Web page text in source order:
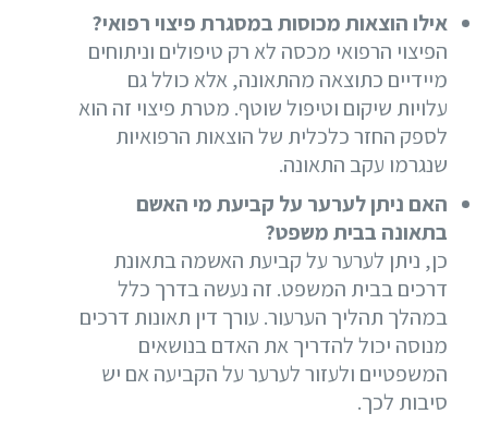
אילו הוצאות מכוסות במסגרת פיצוי רפואי?
הפיצוי הרפואי מכסה לא רק טיפולים וניתוחים
מיידיים כתוצאה מהתאונה, אלא כולל גם
עלויות שיקום וטיפול שוטף. מטרת פיצוי זה הוא
לספק החזר כלכלית של הוצאות הרפואיות
שנגרמו עקב התאונה.
האם ניתן לערער על קביעת מי האשם
בתאונה בבית משפט?
כן, ניתן לערער על קביעת האשמה בתאונת
דרכים בבית המשפט. זה נעשה בדרך כלל
במהלך תהליך הערעור. עורך דין תאונות דרכים
מנוסה יכול להדריך את האדם בנושאים
המשפטיים ולעזור לערער על הקביעה אם יש
סיבות לכך.